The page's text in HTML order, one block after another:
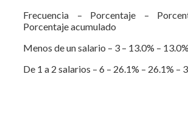
Frecuencia – Porcentaje –
Porcentaje acumulado
Menos de un salario – 3 – 13.0% –
De 1 a 2 salarios – 6 – 26.1% – 26.1% –